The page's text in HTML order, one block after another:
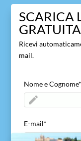
SCARICA
Ricevi
mail.
Nome e Cognome*
E-mail*